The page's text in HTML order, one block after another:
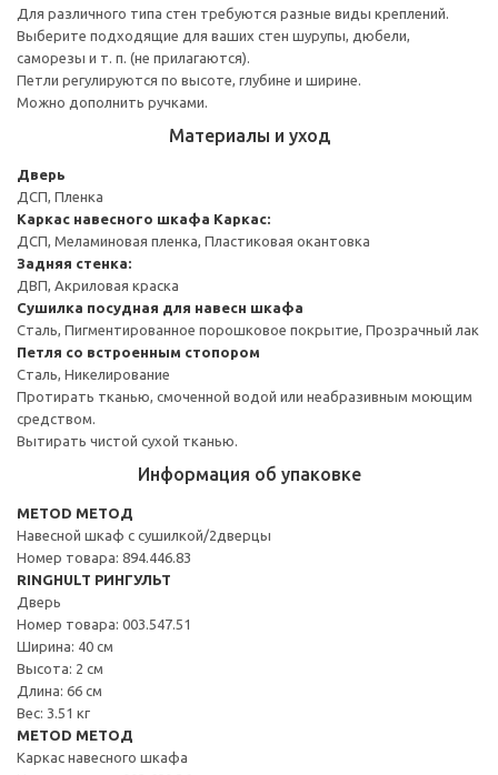
Для различного типа стен требуются разные виды креплений.
Выберите подходящие для ваших стен шурупы, дюбели,
саморезы и т. п. (не прилагаются).
Петли регулируются по высоте, глубине и ширине.
Можно дополнить ручками.
Материалы и уход
Дверь
ДСП, Пленка
Каркас навесного шкафа Каркас:
ДСП, Меламиновая пленка, Пластиковая окантовка
Задняя стенка:
ДВП, Акриловая краска
Сушилка посудная для навесн шкафа
Сталь, Пигментированное порошковое покрытие, Прозрачный лак
Петля со встроенным стопором
Сталь, Никелирование
Протирать тканью, смоченной водой или неабразивным моющим
средством.
Вытирать чистой сухой тканью.
Информация об упаковке
METOD МЕТОД
Навесной шкаф с сушилкой/2дверцы
Номер товара: 894.446.83
RINGHULT РИНГУЛЬТ
Дверь
Номер товара: 003.547.51
Ширина: 40 см
Высота: 2 см
Длина: 66 см
Вес: 3.51 кг
METOD МЕТОД
Каркас навесного шкафа